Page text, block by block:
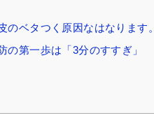
ベタつく原因なはなります。
第一歩は「3分のすすぎ」